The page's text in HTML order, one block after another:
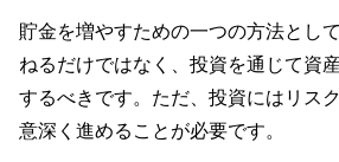
貯金を増やすための一つの方法とし
ねるだけではなく、投資を通じて資
するべきです。ただ、投資にはリス
意深く進めることが必要です。